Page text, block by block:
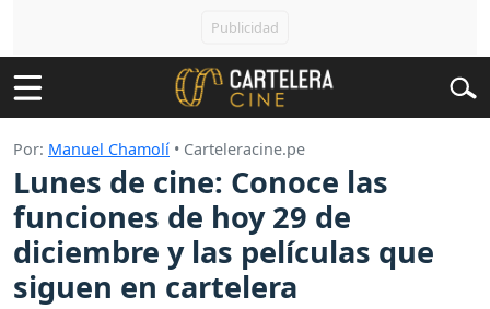
Por: Manuel Chamolí • Carteleracine.pe
Lunes de cine: Conoce las
funciones de hoy 29 de
diciembre y las películas que
siguen en cartelera